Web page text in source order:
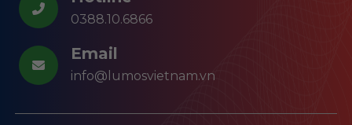
0388.10.6866
Email
info@lumosvietnam.vn